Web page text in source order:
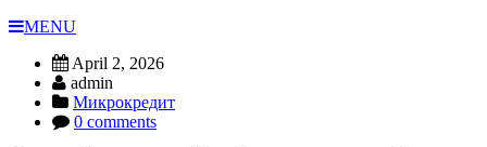
MENU
April 2, 2026
admin
Микрокредит
0 comments